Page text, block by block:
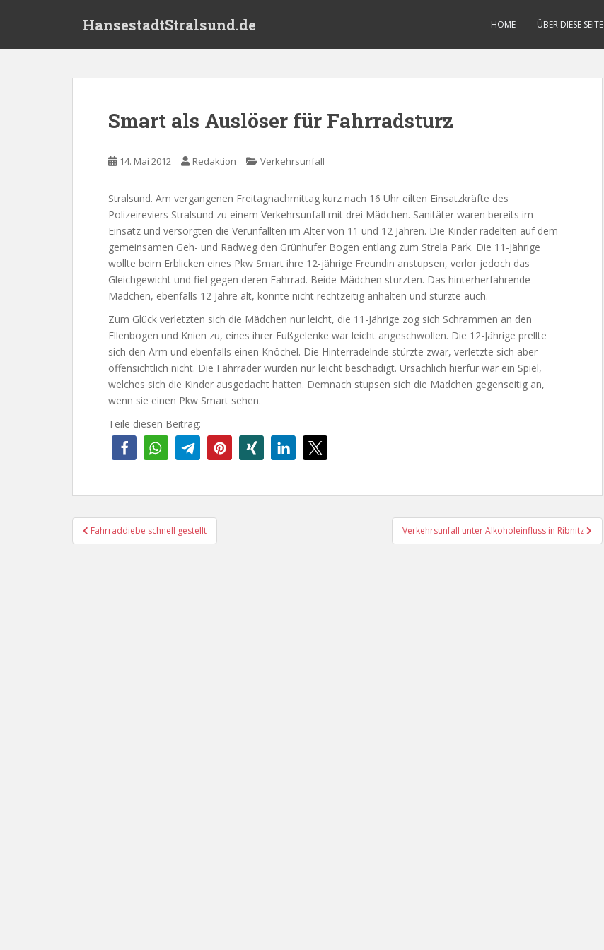
HansestadtStralsund.de HOME ÜBER DIESE SEITE
Smart als Auslöser für Fahrradsturz
14. Mai 2012 Redaktion Verkehrsunfall
Stralsund. Am vergangenen Freitagnachmittag kurz nach 16 Uhr eilten Einsatzkräfte des
Polizeireviers Stralsund zu einem Verkehrsunfall mit drei Mädchen. Sanitäter waren bereits im
Einsatz und versorgten die Verunfallten im Alter von 11 und 12 Jahren. Die Kinder radelten auf dem
gemeinsamen Geh- und Radweg den Grünhufer Bogen entlang zum Strela Park. Die 11-Jährige
wollte beim Erblicken eines Pkw Smart ihre 12-jährige Freundin anstupsen, verlor jedoch das
Gleichgewicht und fiel gegen deren Fahrrad. Beide Mädchen stürzten. Das hinterherfahrende
Mädchen, ebenfalls 12 Jahre alt, konnte nicht rechtzeitig anhalten und stürzte auch.
Zum Glück verletzten sich die Mädchen nur leicht, die 11-Jährige zog sich Schrammen an den
Ellenbogen und Knien zu, eines ihrer Fußgelenke war leicht angeschwollen. Die 12-Jährige prellte
sich den Arm und ebenfalls einen Knöchel. Die Hinterradelnde stürzte zwar, verletzte sich aber
offensichtlich nicht. Die Fahrräder wurden nur leicht beschädigt. Ursächlich hierfür war ein Spiel,
welches sich die Kinder ausgedacht hatten. Demnach stupsen sich die Mädchen gegenseitig an,
wenn sie einen Pkw Smart sehen.
Teile diesen Beitrag:
Beitragsnavigation
Fahrraddiebe schnell gestellt Verkehrsunfall unter Alkoholeinfluss in Ribnitz